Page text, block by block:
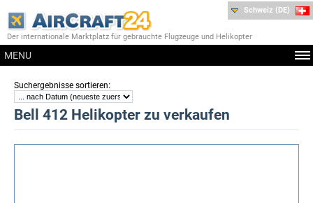
Der internationale Marktplatz für gebrauchte Flugzeuge und Helikopter
MENU
Schweiz (DE)
Suchergebnisse sortieren:
Bell 412 Helikopter zu verkaufen